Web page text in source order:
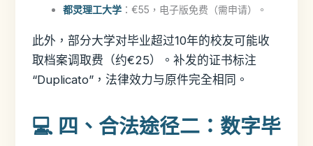
都灵理工大学：€55，电子版免费（需申请）。
此外，部分大学对毕业超过10年的校友可能收
取档案调取费（约€25）。补发的证书标注
“Duplicato”，法律效力与原件完全相同。
💻 四、合法途径二：数字毕